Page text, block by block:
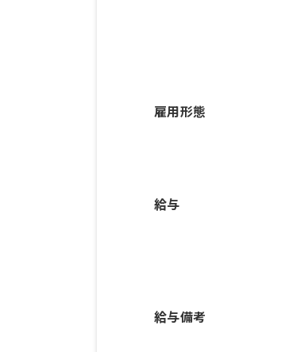
雇用形態
給与
給与備考